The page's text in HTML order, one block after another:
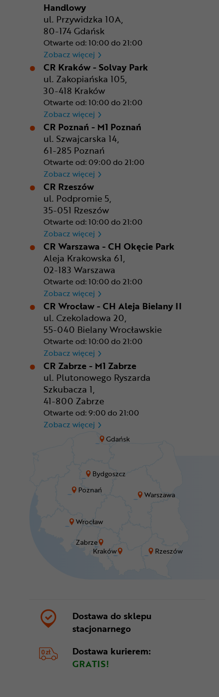
Bydgoszcz
Gdańsk
Kraków
Poznań
Rzeszów
Warszawa
Wrocław
Zabrze
Handlowy
ul. Przywidzka 10A,
80-174 Gdańsk
Otwarte od: 10:00 do 21:00
Zobacz więcej CR Gdańsk - Morski Park
CR Kraków - Solvay Park
ul. Zakopiańska 105,
30-418 Kraków
Otwarte od: 10:00 do 21:00
Zobacz więcej CR Kraków - Solvay Park
CR Poznań - M1 Poznań
ul. Szwajcarska 14,
61-285 Poznań
Otwarte od: 09:00 do 21:00
Zobacz więcej CR Poznań - M1 Poznań
CR Rzeszów
ul. Podpromie 5,
35-051 Rzeszów
Otwarte od: 10:00 do 21:00
Zobacz więcej CR Rzeszów
CR Warszawa - CH Okęcie Park
Aleja Krakowska 61,
02-183 Warszawa
Otwarte od: 10:00 do 21:00
Zobacz więcej CR Warszawa - CH Okęcie
CR Wrocław - CH Aleja Bielany II
ul. Czekoladowa 20,
55-040 Bielany Wrocławskie
Otwarte od: 10:00 do 21:00
Zobacz więcej CR Wrocław - CH Aleja
CR Zabrze - M1 Zabrze
ul. Plutonowego Ryszarda
Szkubacza 1,
41-800 Zabrze
Otwarte od: 9:00 do 21:00
Zobacz więcej CR Zabrze - M1 Zabrze
Dostawa do sklepu
stacjonarnego
Dostawa kurierem:
GRATIS!